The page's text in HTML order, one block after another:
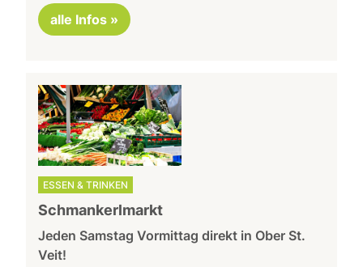
alle Infos »
ESSEN & TRINKEN
Schmankerlmarkt
Jeden Samstag Vormittag direkt in Ober St.
Veit!